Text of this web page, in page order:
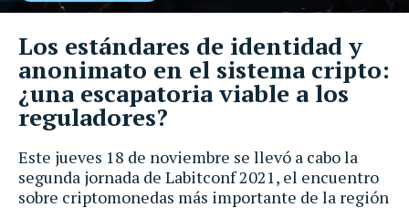
Este jueves 18 de noviembre se llevó a cabo la
segunda jornada de Labitconf 2021, el encuentro
sobre criptomonedas más importante de la región
Los estándares de identidad y
anonimato en el sistema cripto:
¿una escapatoria viable a los
reguladores?